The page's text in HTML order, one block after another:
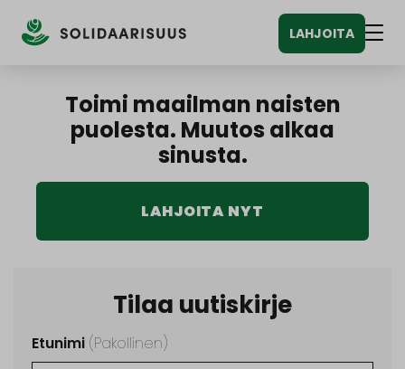
sisältöön
LAHJOITA
Toimi maailman naisten
puolesta. Muutos alkaa
sinusta.
LAHJOITA NYT
Tilaa uutiskirje
Etunimi (Pakollinen)